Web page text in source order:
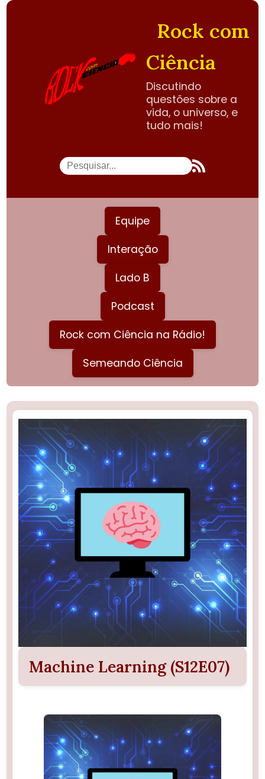
Rock com
Ciência
Discutindo
questões sobre a
vida, o universo, e
tudo mais!
Equipe
Interação
Lado B
Podcast
Rock com Ciência na Rádio!
Semeando Ciência
Machine Learning (S12E07)